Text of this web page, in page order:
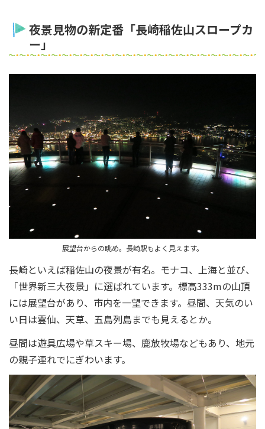
夜景見物の新定番「長崎稲佐山スロープカ
ー」
展望台からの眺め。長崎駅もよく見えます。
長崎といえば稲佐山の夜景が有名。モナコ、上海と並び、
「世界新三大夜景」に選ばれています。標高333mの山頂
には展望台があり、市内を一望できます。昼間、天気のい
い日は雲仙、天草、五島列島までも見えるとか。
昼間は遊具広場や草スキー場、鹿放牧場などもあり、地元
の親子連れでにぎわいます。